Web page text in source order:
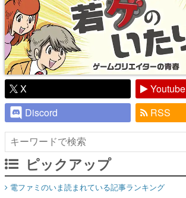
X
Youtube
Discord
RSS
ピックアップ
電ファミのいま読まれている記事ランキング